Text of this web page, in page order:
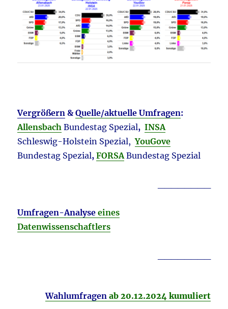
Vergrößern &Quelle/aktuelle Umfragen:
Allensbach Bundestag Spezial, INSA
Schleswig-Holstein Spezial,YouGove
Bundestag Spezial,FORSABundestag Spezial
Umfragen-Analyseeines
Datenwissenschaftlers
Wahlumfragenab 20.12.2024 kumuliert